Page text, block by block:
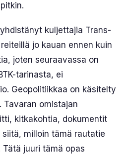
kuljettajia Trans-
jo kauan ennen kuin
joten seuraavassa on
tarinasta, ei
Geopolitiikkaa on käsitelty
Tavaran omistajan
kitkakohtia, dokumentit
milloin tämä rautatie
juuri tämä opas